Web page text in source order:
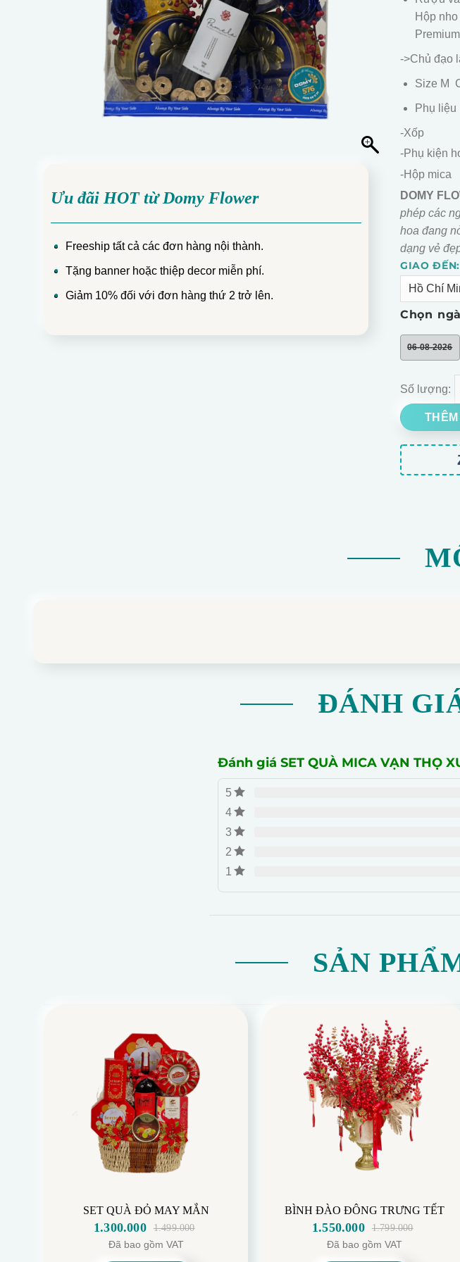
Ưu đãi HOT từ Domy Flower
Freeship tất cả các đơn hàng nội thành.
Tặng banner hoặc thiệp decor miễn phí.
Giảm 10% đối với đơn hàng thứ 2 trở lên.
Hộp
->Chủ đạo
Size M
Phụ liệu
-Xốp
-Phụ kiện
-Hộp mica
DOMY
phép các
hoa đang
dạng vẻ
GIAO ĐẾN:
Chọn
06-08-2026
SET QUÀ
Alternative:
ĐÁNH
Đánh giá SET QUÀ MICA VẠN THỌ
5
4
3
2
1
SẢN
SET QUÀ ĐỎ MAY MẮN
1.499.000
1.300.000
Đã bao gồm VAT
BÌNH ĐÀO ĐÔNG TRƯNG TẾT
1.799.000
1.550.000
Đã bao gồm VAT